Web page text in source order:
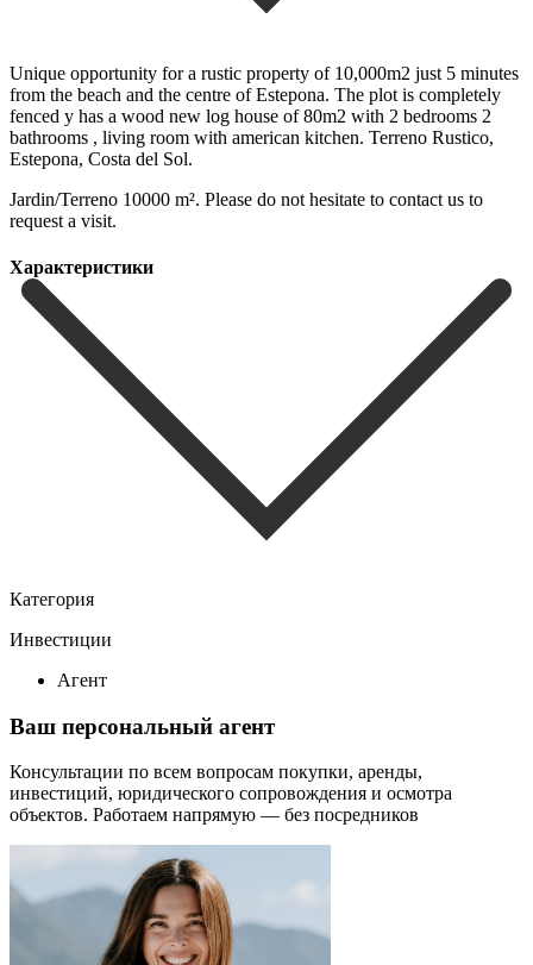
Unique opportunity for a rustic property of 10,000m2 just 5 minutes
from the beach and the centre of Estepona. The plot is completely
fenced y has a wood new log house of ‌80m2 ‌with ‌2 ‌bedrooms 2
‌bathrooms , ‌living room with american kitchen. Terreno Rustico,
Estepona, Costa ‌del Sol.
Jardin/Terreno ‌10000 m². Please ‌do not hesitate ‌to ‌contact ‌us ‌to
‌request ‌a ‌visit.
Характеристики
Категория
Инвестиции
Агент
Ваш персональный агент
Консультации по всем вопросам покупки, аренды,
инвестиций, юридического сопровождения и осмотра
объектов. Работаем напрямую — без посредников